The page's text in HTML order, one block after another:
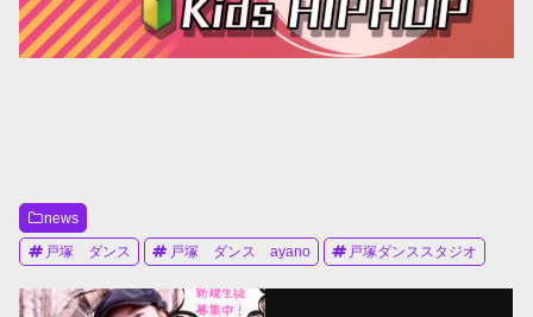
news
戸塚 ダンス 戸塚 ダンス ayano 戸塚ダンススタジオ